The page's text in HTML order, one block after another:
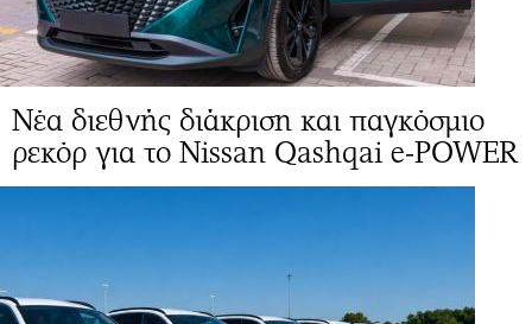
Νέα διεθνής διάκριση και παγκόσμιο
ρεκόρ για το Nissan Qashqai e-POWER